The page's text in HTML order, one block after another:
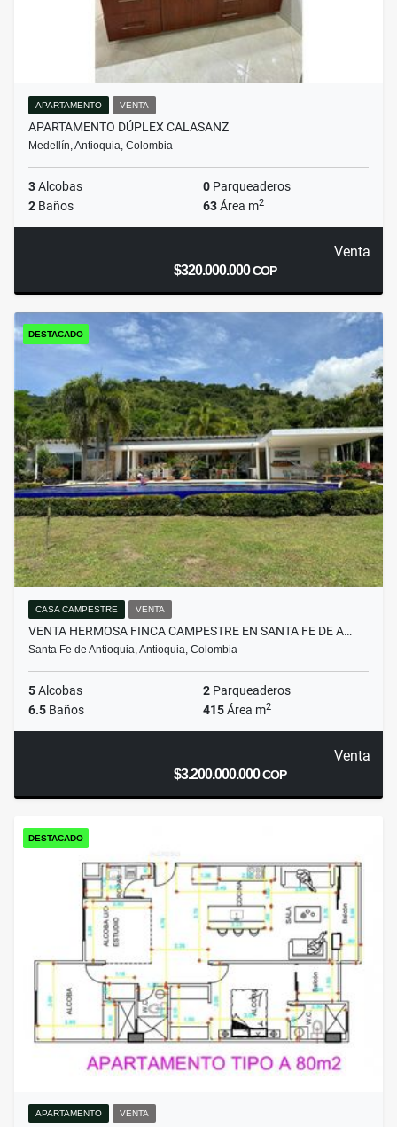
APARTAMENTO VENTA
APARTAMENTO DÚPLEX CALASANZ
Medellín, Antioquia, Colombia
3Alcobas 0 Parqueaderos
2 Baños 63Área m2
Venta
$320.000.000COP
DESTACADO
CASA CAMPESTRE VENTA
VENTA HERMOSA FINCA CAMPESTRE EN SANTA FE DE A…
Santa Fe de Antioquia, Antioquia, Colombia
5Alcobas 2 Parqueaderos
6.5 Baños 415Área m2
Venta
$3.200.000.000COP
DESTACADO
APARTAMENTO VENTA